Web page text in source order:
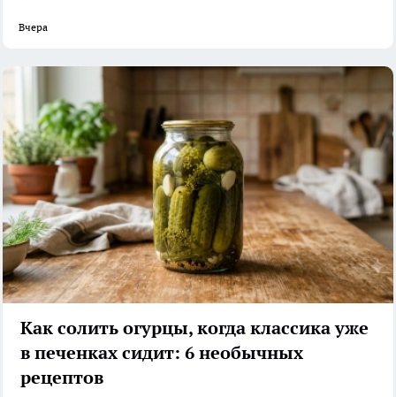
Вчера
Как солить огурцы, когда классика уже
в печенках сидит: 6 необычных
рецептов